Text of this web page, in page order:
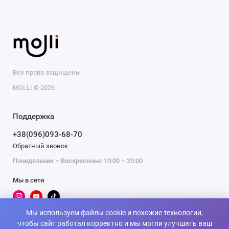
Все права защищены
MOLLI © 2026
Поддержка
+38(096)093-68-70
Обратный звонок
Понедельник – Воскресенье: 10:00 – 20:00
Мы в сети
Мы используем файлы cookie и похожие технологии,
чтобы сайт работал корректно и мы могли улучшать ваш